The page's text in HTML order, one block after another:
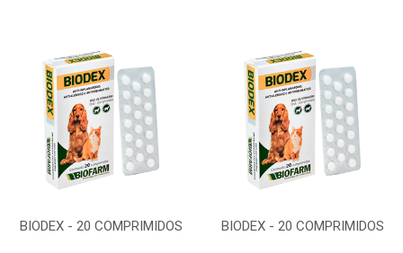
BIODEX - 20 COMPRIMIDOS BIODEX - 20 COMPRIMIDOS